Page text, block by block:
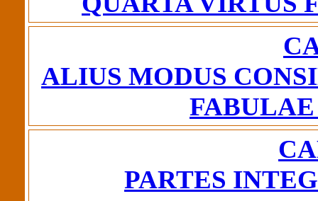
ALIUS MODUS
PARTES